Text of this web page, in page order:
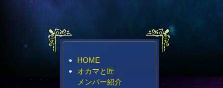
HOME
オカマと匠
メンバー紹介